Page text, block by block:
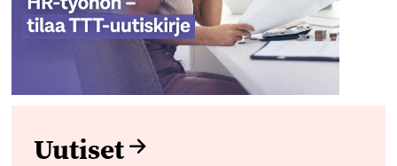
Uutiset